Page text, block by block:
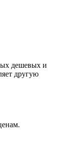
дешевых и
другую